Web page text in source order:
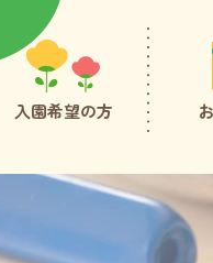
入園希望の方